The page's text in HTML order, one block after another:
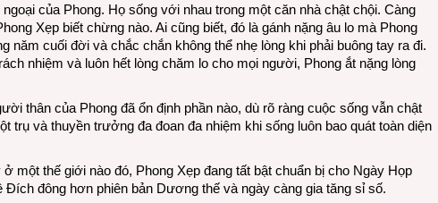
ngoại của Phong. Họ sống với nhau trong một căn nhà chật chội. Càng
Xẹp biết chừng nào. Ai cũng biết, đó là gánh nặng âu lo mà Phong
năm cuối đời và chắc chắn không thể nhẹ lòng khi phải buông tay ra đi.
nhiệm và luôn hết lòng chăm lo cho mọi người, Phong ắt nặng lòng
thân của Phong đã ổn định phần nào, dù rõ ràng cuộc sống vẫn chật
trụ và thuyền trưởng đa đoan đa nhiệm khi sống luôn bao quát toàn diện
một thế giới nào đó, Phong Xẹp đang tất bật chuẩn bị cho Ngày Họp
Đích đông hơn phiên bản Dương thế và ngày càng gia tăng sỉ số.